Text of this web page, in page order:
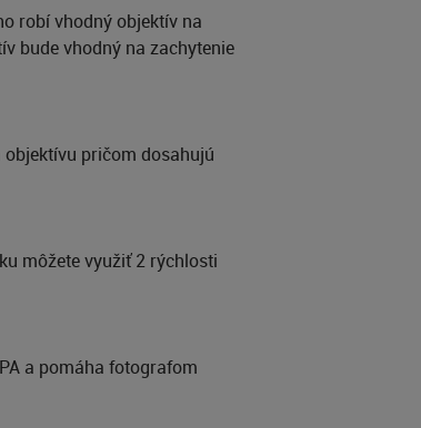
robí vhodný objektív na
bude vhodný na zachytenie
pričom dosahujú
môžete využiť 2 rýchlosti
a pomáha fotografom